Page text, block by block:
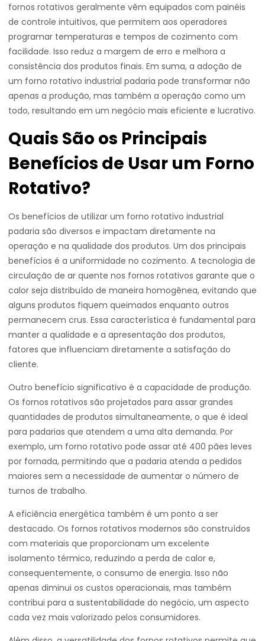
fornos rotativos geralmente vêm equipados com painéis
de controle intuitivos, que permitem aos operadores
programar temperaturas e tempos de cozimento com
facilidade. Isso reduz a margem de erro e melhora a
consistência dos produtos finais. Em suma, a adoção de
um forno rotativo industrial padaria pode transformar não
apenas a produção, mas também a operação como um
todo, resultando em um negócio mais eficiente e lucrativo.
Quais São os Principais
Benefícios de Usar um Forno
Rotativo?
Os benefícios de utilizar um forno rotativo industrial
padaria são diversos e impactam diretamente na
operação e na qualidade dos produtos. Um dos principais
benefícios é a uniformidade no cozimento. A tecnologia de
circulação de ar quente nos fornos rotativos garante que o
calor seja distribuído de maneira homogênea, evitando que
alguns produtos fiquem queimados enquanto outros
permanecem crus. Essa característica é fundamental para
manter a qualidade e a apresentação dos produtos,
fatores que influenciam diretamente a satisfação do
cliente.
Outro benefício significativo é a capacidade de produção.
Os fornos rotativos são projetados para assar grandes
quantidades de produtos simultaneamente, o que é ideal
para padarias que atendem a uma alta demanda. Por
exemplo, um forno rotativo pode assar até 400 pães leves
por fornada, permitindo que a padaria atenda a pedidos
maiores sem a necessidade de aumentar o número de
turnos de trabalho.
A eficiência energética também é um ponto a ser
destacado. Os fornos rotativos modernos são construídos
com materiais que proporcionam um excelente
isolamento térmico, reduzindo a perda de calor e,
consequentemente, o consumo de energia. Isso não
apenas diminui os custos operacionais, mas também
contribui para a sustentabilidade do negócio, um aspecto
cada vez mais valorizado pelos consumidores.